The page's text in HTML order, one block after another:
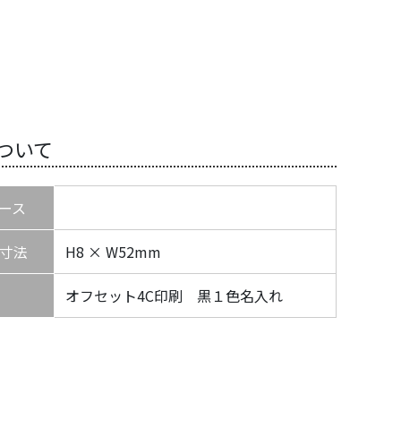
いて
ス
法 H8 × W52mm
オフセット4C印刷 黒１色名入れ